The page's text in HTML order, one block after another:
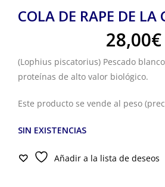
COLA DE RAPE DE LA
28,00€
(Lophius piscatorius) Pescado
proteínas de alto valor biológico.
Este producto se vende al peso
SIN EXISTENCIAS
Añadir a la lista de deseos